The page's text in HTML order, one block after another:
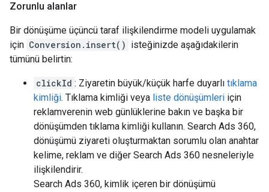
Zorunlu alanlar
Bir dönüşüme üçüncü taraf ilişkilendirme modeli uygulamak
için Conversion.insert() isteğinizde aşağıdakilerin
tümünü belirtin:
clickId : Ziyaretin büyük/küçük harfe duyarlı tıklama
kimliği. Tıklama kimliği veya liste dönüşümleri için
reklamverenin web günlüklerine bakın ve başka bir
dönüşümden tıklama kimliği kullanın. Search Ads 360,
dönüşümü ziyareti oluşturmaktan sorumlu olan anahtar
kelime, reklam ve diğer Search Ads 360 nesneleriyle
ilişkilendirir.
Search Ads 360, kimlik içeren bir dönüşümü